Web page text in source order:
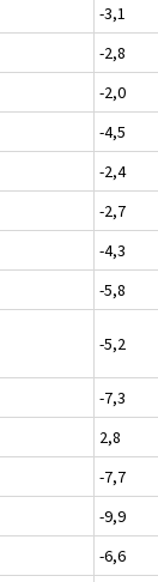
-3,1
-2,8
-2,0
-4,5
-2,4
-2,7
-4,3
-5,8
-5,2
-7,3
2,8
-7,7
-9,9
-6,6